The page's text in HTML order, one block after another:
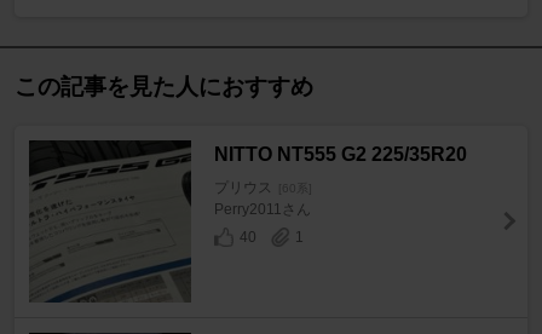
この記事を見た人におすすめ
NITTO NT555 G2 225/35R20
プリウス [60系]
Perry2011さん
40
1